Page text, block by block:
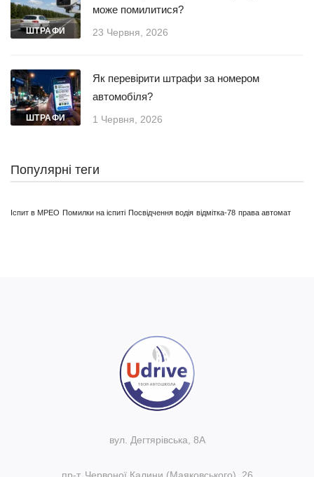
ШТРАФИ
може помилитися?
23 Червня, 2026
ШТРАФИ
Як перевірити штрафи за номером
автомобіля?
1 Червня, 2026
Популярні теги
Іспит в МРЕО Помилки на іспиті Посвідчення водія відмітка-78 права автомат
вул. Дегтярівська, 8А
пр-т. Червоної Калини (Маяковського), 26